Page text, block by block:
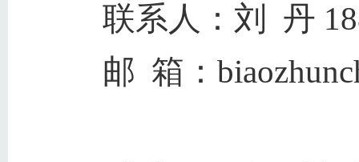
联系人：刘 丹
邮 箱：